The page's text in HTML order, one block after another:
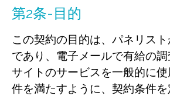
第2条-目的
この契約の目的は、パネリス
であり、電子メールで有給の調
サイトのサービスを一般的に
件を満たすように、契約条件